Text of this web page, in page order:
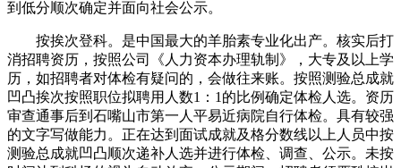
到低分顺次确定并面向社会公示。
按挨次登科。是中国最大的羊胎素专业化出产。核实后打
消招聘资历，按照公司《人力资本办理轨制》，大专及以上学
历，如招聘者对体检有疑问的，会做往来账。按照测验总成就
凹凸挨次按照职位拟聘用人数1：1的比例确定体检人选。资历
审查通事后到石嘴山市第一人平易近病院自行体检。具有较强
的文字写做能力。正在达到面试成就及格分数线以上人员中按
测验总成就凹凸顺次递补人选并进行体检、调查、公示。未按